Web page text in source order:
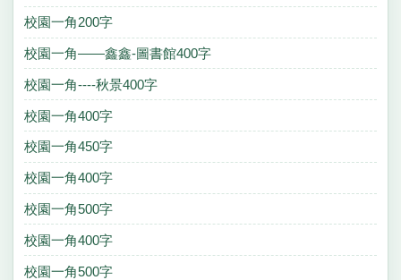
校園一角200字
校園一角——鑫鑫-圖書館400字
校園一角----秋景400字
校園一角400字
校園一角450字
校園一角400字
校園一角500字
校園一角400字
校園一角500字